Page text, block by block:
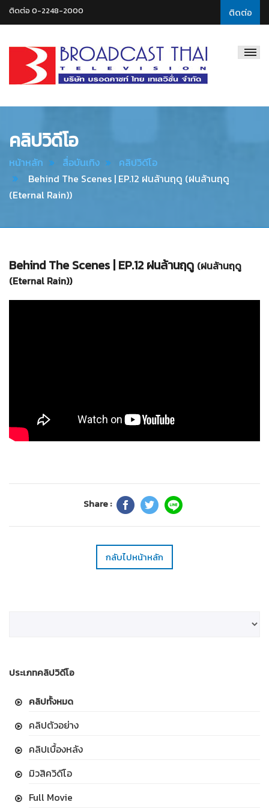
ติดต่อ
ติดต่อ 0-2248-2000
Thai
คลิปวิดีโอ
หน้าหลัก สื่อบันเทิง
คลิปวิดีโอ
Behind The Scenes | EP.12 ฝนล้านฤดู (ฝนล้านฤดู
(Eternal Rain))
Behind The Scenes | EP.12 ฝนล้านฤดู (ฝนล้านฤดู
(Eternal Rain))
Share :
กลับไปหน้าหลัก
ประเภทคลิปวิดีโอ
คลิปทั้งหมด
คลิปตัวอย่าง
คลิปเบื้องหลัง
มิวสิควิดีโอ
Full Movie